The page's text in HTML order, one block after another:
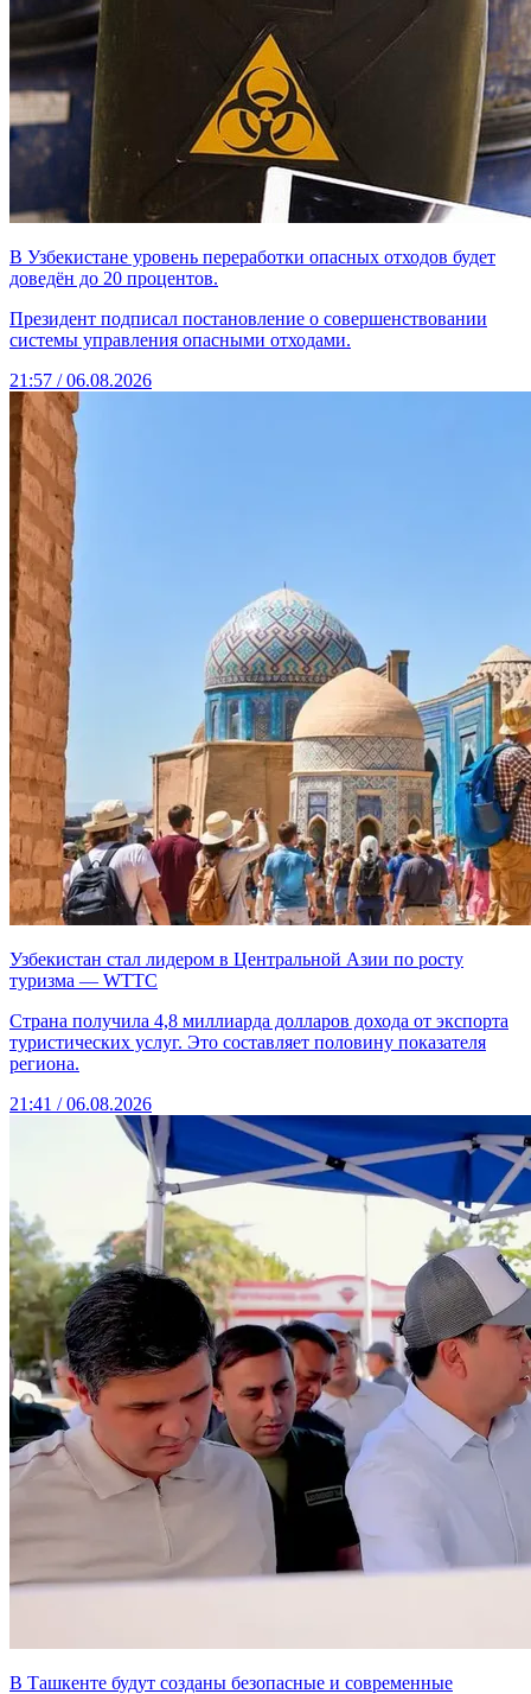
В Узбекистане уровень переработки опасных отходов будет
доведён до 20 процентов.
Президент подписал постановление о совершенствовании
системы управления опасными отходами.
21:57 / 06.08.2026
Узбекистан стал лидером в Центральной Азии по росту
туризма — WTTC
Страна получила 4,8 миллиарда долларов дохода от экспорта
туристических услуг. Это составляет половину показателя
региона.
21:41 / 06.08.2026
В Ташкенте будут созданы безопасные и современные